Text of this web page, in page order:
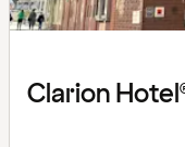
Clarion